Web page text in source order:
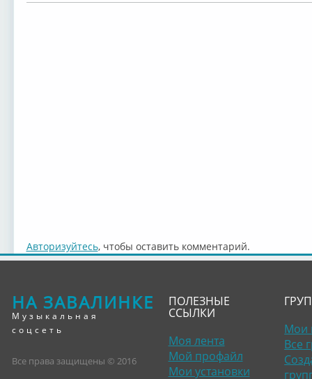
Авторизуйтесь, чтобы оставить комментарий.
НА ЗАВАЛИНКЕ
Музыкальная
соцсеть
Все права защищены © 2016
ПОЛЕЗНЫЕ
ССЫЛКИ
Моя лента
Мой профайл
Мои установки
Мои
Все